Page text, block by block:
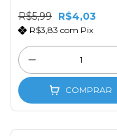
R$5,99 R$4,03
R$3,83 com Pix
COMPRAR